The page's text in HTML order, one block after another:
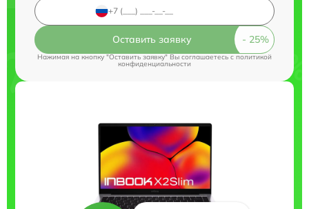
Оставить заявку
Нажимая на кнопку "Оставить заявку" Вы соглашаетесь cполитикой
конфиденциальности